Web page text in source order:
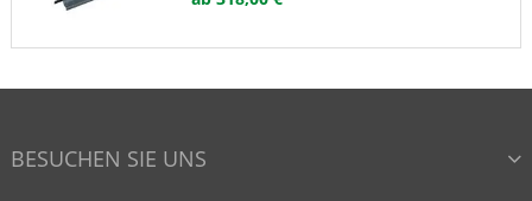
202,00 €
BESUCHEN SIE UNS